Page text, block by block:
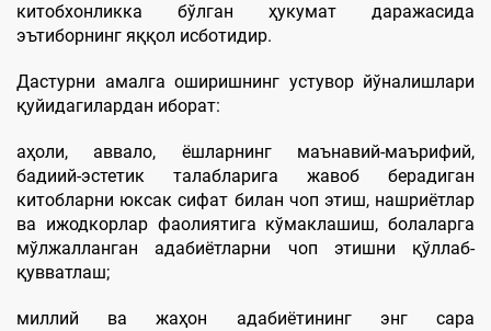
китобхонликка бўлган ҳукумат даражасида
эътиборнинг яққол исботидир.
Дастурни амалга оширишнинг устувор йўналишлари
қуйидагилардан иборат:
аҳоли, аввало, ёшларнинг маънавий-маърифий,
бадиий-эстетик талабларига жавоб берадиган
китобларни юксак сифат билан чоп этиш, нашриётлар
ва ижодкорлар фаолиятига кўмаклашиш, болаларга
мўлжалланган адабиётларни чоп этишни қўллаб-
қувватлаш;
миллий ва жаҳон адабиётининг энг сара